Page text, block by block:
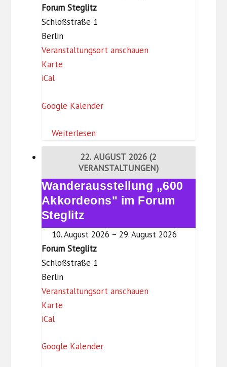
Forum Steglitz
Schloßstraße 1
Berlin
Veranstaltungsort anschauen
KarteF
u
S
t
g
l
i
t
z
iCal
Google Kalender
Weiterlesen
22. AUGUST 2026 (2
VERANSTALTUNGEN)
Wanderausstellung
„600
Akkordeons"
im
Wanderausstellung „600
Akkordeons" im Forum
Steglitz
10. August 2026 – 29. August 2026
Forum Steglitz
Schloßstraße 1
Berlin
Veranstaltungsort anschauen
KarteF
u
iCal
Google Kalender